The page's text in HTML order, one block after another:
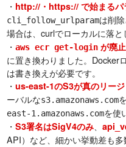
・ http://・https:// で始まるパ
cli_follow_urlparamは削
場合は、curlでローカルに落と
・aws ecr get-login が廃止
に置き換わりました。Docker
は書き換えが必要です。
・us-east-1のS3が真のリー
ーバルなs3.amazonaws.com
east-1.amazonaws.comを使
・S3署名はSigV4のみ、
API）など、細かい挙動差も多